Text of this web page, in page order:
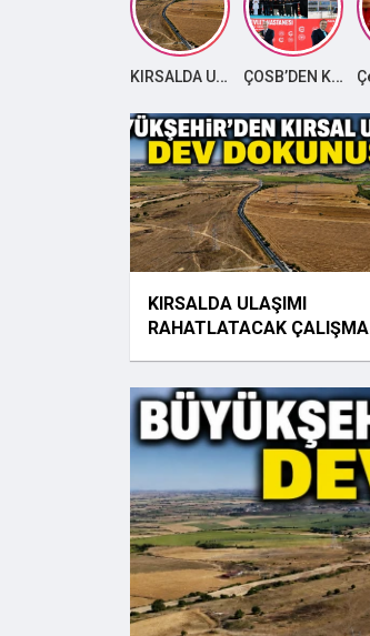
KIRSALDA ULAŞIMI RAHATLATACAK ÇALIŞMA TAMAMLANDI ÇOSB’DEN KAPAKLI’YA DEV SAĞLIK YATIRIMI: HASTANE HİZMETE AÇILDI
KIRSALDA ULAŞIMI
RAHATLATACAK ÇALIŞMA